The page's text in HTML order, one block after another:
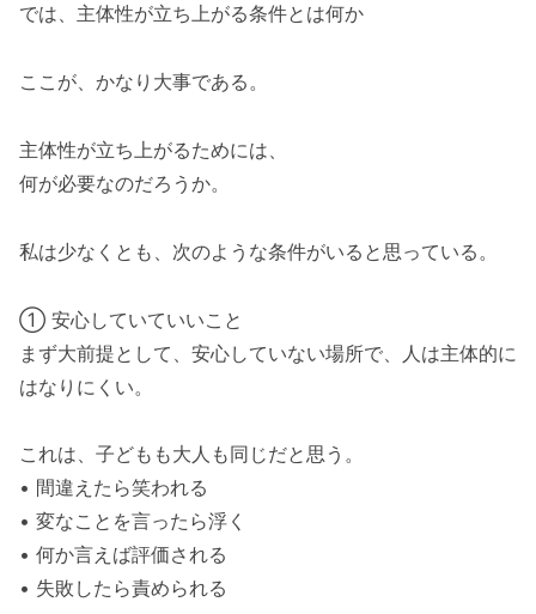
では、主体性が立ち上がる条件とは何か
ここが、かなり大事である。
主体性が立ち上がるためには、
何が必要なのだろうか。
私は少なくとも、次のような条件がいると思っている。
① 安心していていいこと
まず大前提として、安心していない場所で、人は主体的に
はなりにくい。
これは、子どもも大人も同じだと思う。
• 間違えたら笑われる
• 変なことを言ったら浮く
• 何か言えば評価される
• 失敗したら責められる